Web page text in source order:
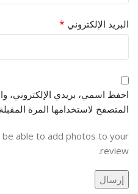
البريد الإلكتروني *
احفظ اسمي، بريدي الإلكتروني،
المتصفح لاستخدامها المرة
able to add photos to your
review.